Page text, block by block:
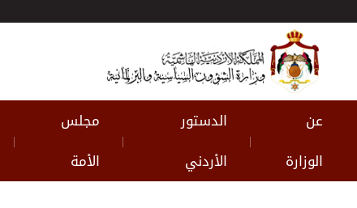
عن
الوزارة
|
الدستور
الأردني
|
مجلس
الأمة
|